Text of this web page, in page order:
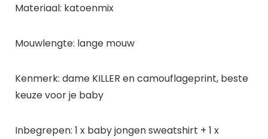
Materiaal: katoenmix
Mouwlengte: lange mouw
Kenmerk: dame KILLER en camouflageprint, beste
keuze voor je baby
Inbegrepen: 1 x baby jongen sweatshirt + 1 x